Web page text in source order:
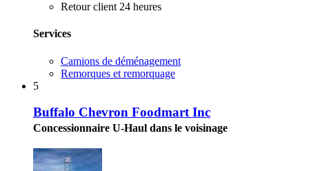
Retour client 24 heures
Services
Camions de déménagement
Remorques et remorquage
5
Buffalo Chevron Foodmart Inc
Concessionnaire U-Haul dans le voisinage